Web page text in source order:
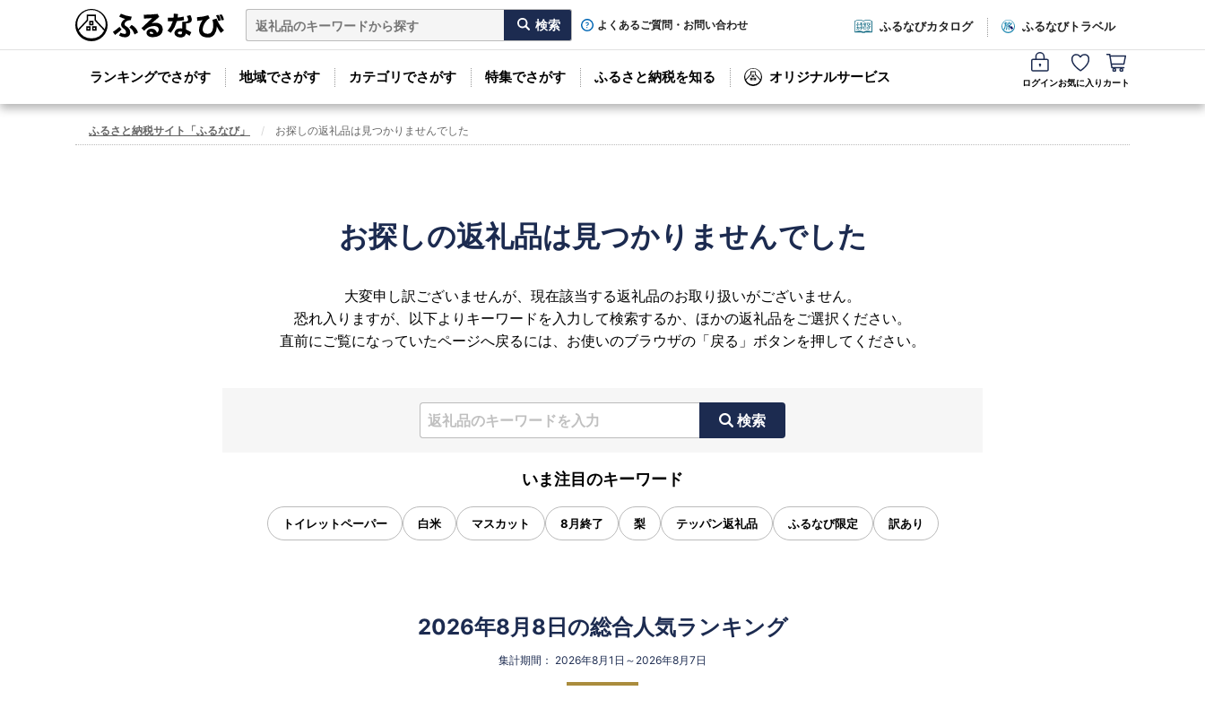
よくあるご質問・お問い合わせ ふるなびカタログ ふるなびトラベル
ランキングでさがす 地域でさがす カテゴリでさがす 特集でさがす ふるさと納税を知る オリジナルサービス ログインお気に入り カート
ふるさと納税サイト「ふるなび」 お探しの返礼品は見つかりませんでした
お探しの返礼品は見つかりませんでした
大変申し訳ございませんが、現在該当する返礼品のお取り扱いがございません。
恐れ入りますが、以下よりキーワードを入力して検索するか、ほかの返礼品をご選択ください。
直前にご覧になっていたページへ戻るには、お使いのブラウザの「戻る」ボタンを押してください。
検索
いま注目のキーワード
トイレットペーパー 白米 マスカット 8月終了 梨 テッパン返礼品 ふるなび限定 訳あり
2026年8月8日の総合人気ランキング
集計期間： 2026年8月1日～2026年8月7日